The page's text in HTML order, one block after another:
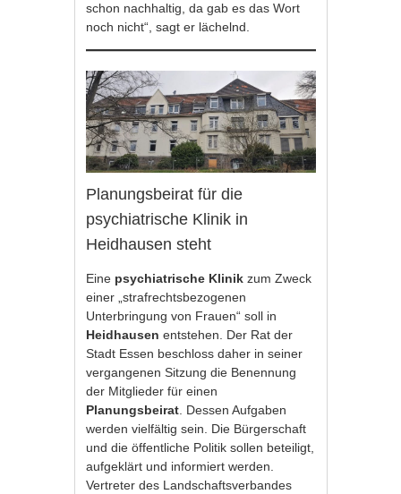
schon nachhaltig, da gab es das Wort
noch nicht“, sagt er lächelnd.
Planungsbeirat für die
psychiatrische Klinik in
Heidhausen steht
Eine psychiatrische Klinik zum Zweck
einer „strafrechtsbezogenen
Unterbringung von Frauen“ soll in
Heidhausenentstehen. Der Rat der
Stadt Essen beschloss daher in seiner
vergangenen Sitzung die Benennung
der Mitglieder für einen
Planungsbeirat . Dessen Aufgaben
werden vielfältig sein. Die Bürgerschaft
und die öffentliche Politik sollen beteiligt,
aufgeklärt und informiert werden.
Vertreter des Landschaftsverbandes